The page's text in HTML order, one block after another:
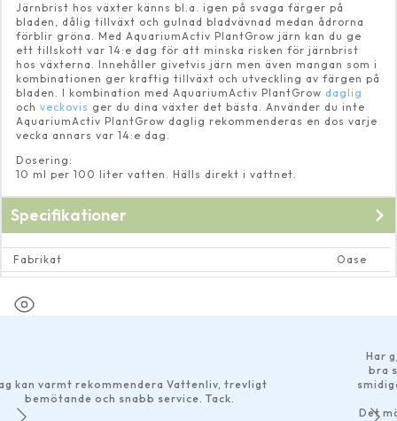
Järnbrist hos växter känns bl.a. igen på svaga färger på
bladen, dålig tillväxt och gulnad bladvävnad medan ådrorna
förblir gröna. Med AquariumActiv PlantGrow järn kan du ge
ett tillskott var 14:e dag för att minska risken för järnbrist
hos växterna. Innehåller givetvis järn men även mangan som i
kombinationen ger kraftig tillväxt och utveckling av färgen på
bladen. I kombination med AquariumActiv PlantGrow daglig
och veckovis ger du dina växter det bästa. Använder du inte
AquariumActiv PlantGrow daglig rekommenderas en dos varje
vecka annars var 14:e dag.
Dosering:
10 ml per 100 liter vatten. Hälls direkt i vattnet.
Specifikationer
Fabrikat
Oase
rekommendera Vattenliv, trevligt
och snabb service. Tack.
Har gjort ett
bra som
smidiga
Det märks